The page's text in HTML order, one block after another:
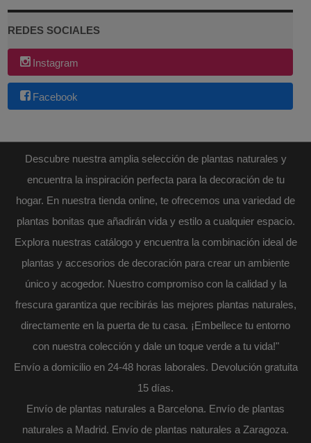
REDES SOCIALES
Instagram
Facebook
Descubre nuestra amplia selección de plantas naturales y
encuentra la inspiración perfecta para la decoración de tu
hogar. En nuestra tienda online, te ofrecemos una variedad de
plantas bonitas que añadirán vida y estilo a cualquier espacio.
Explora nuestras catálogo y encuentra la combinación ideal de
plantas y accesorios de decoración para crear un ambiente
único y acogedor. Nuestro compromiso con la calidad y la
frescura garantiza que recibirás las mejores plantas naturales,
directamente en la puerta de tu casa. ¡Embellece tu entorno
con nuestra colección y dale un toque verde a tu vida!"
Envío a domicilio en 24-48 horas laborales. Devolución gratuita
15 días.
Envío de plantas naturales a Barcelona. Envío de plantas
naturales a Madrid. Envío de plantas naturales a Zaragoza.